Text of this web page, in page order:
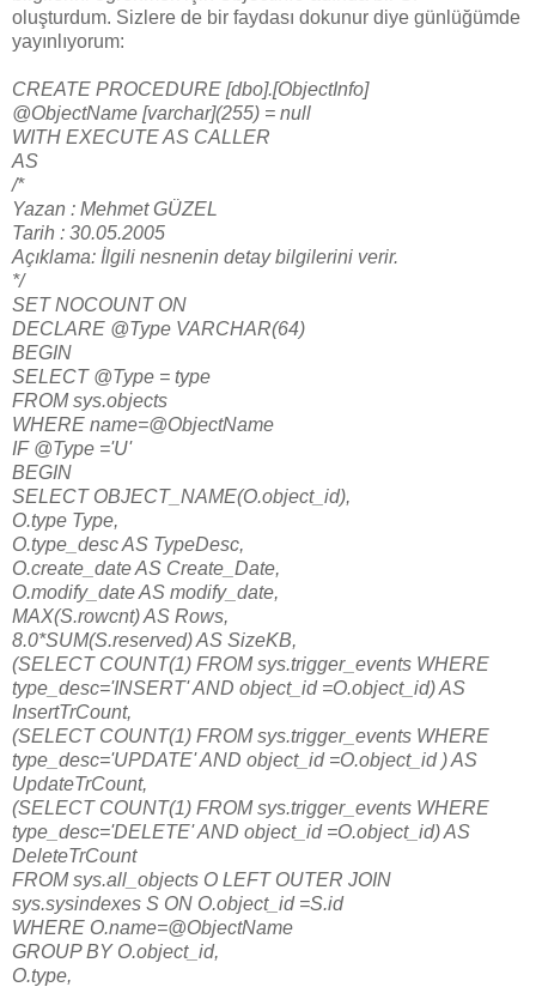
oluşturdum. Sizlere de bir faydası dokunur diye günlüğümde
yayınlıyorum:
CREATE PROCEDURE [dbo].[ObjectInfo]
@ObjectName [varchar](255) = null
WITH EXECUTE AS CALLER
AS
/*
Yazan : Mehmet GÜZEL
Tarih : 30.05.2005
Açıklama: İlgili nesnenin detay bilgilerini verir.
*/
SET NOCOUNT ON
DECLARE @Type VARCHAR(64)
BEGIN
SELECT @Type = type
FROM sys.objects
WHERE name=@ObjectName
IF @Type ='U'
BEGIN
SELECT OBJECT_NAME(O.object_id),
O.type Type,
O.type_desc AS TypeDesc,
O.create_date AS Create_Date,
O.modify_date AS modify_date,
MAX(S.rowcnt) AS Rows,
8.0*SUM(S.reserved) AS SizeKB,
(SELECT COUNT(1) FROM sys.trigger_events WHERE
type_desc='INSERT' AND object_id =O.object_id) AS
InsertTrCount,
(SELECT COUNT(1) FROM sys.trigger_events WHERE
type_desc='UPDATE' AND object_id =O.object_id ) AS
UpdateTrCount,
(SELECT COUNT(1) FROM sys.trigger_events WHERE
type_desc='DELETE' AND object_id =O.object_id) AS
DeleteTrCount
FROM sys.all_objects O LEFT OUTER JOIN
sys.sysindexes S ON O.object_id =S.id
WHERE O.name=@ObjectName
GROUP BY O.object_id,
O.type,